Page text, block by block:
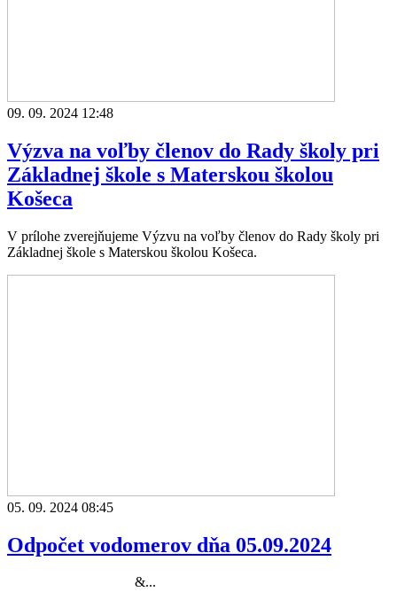
09. 09. 2024 12:48
Výzva na voľby členov do Rady školy pri
Základnej škole s Materskou školou
Košeca
V prílohe zverejňujeme Výzvu na voľby členov do Rady školy pri
Základnej škole s Materskou školou Košeca.
05. 09. 2024 08:45
Odpočet vodomerov dňa 05.09.2024
&...